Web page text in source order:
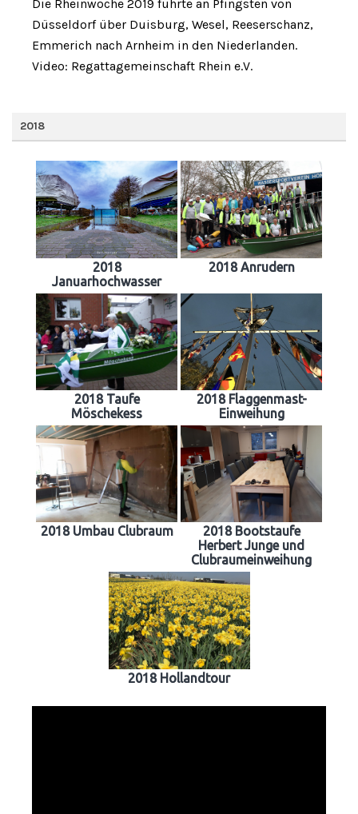
Die Rheinwoche 2019 führte an Pfingsten von
Düsseldorf über Duisburg, Wesel, Reeserschanz,
Emmerich nach Arnheim in den Niederlanden.
Video: Regattagemeinschaft Rhein e.V.
2018
2018
Januarhochwasser
2018 Anrudern
2018 Taufe
Möschekess
2018 Flaggenmast-
Einweihung
2018 Umbau Clubraum
2018 Bootstaufe
Herbert Junge und
Clubraumeinweihung
2018 Hollandtour